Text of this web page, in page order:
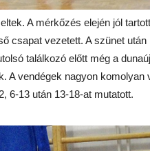
A mérkőzés elején jól
csapat vezetett. A szünet után
találkozó előtt még a
A vendégek nagyon komolyan
6-13 után 13-18-at mutatott.